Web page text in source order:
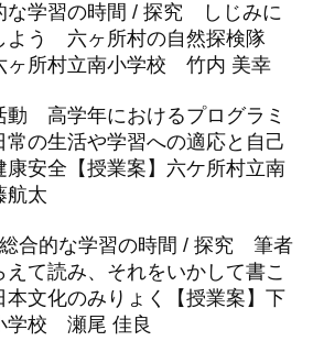
学習の時間 / 探究 しじみに
よう 六ヶ所村の自然探検隊
ヶ所村立南小学校 竹内 美幸
高学年におけるプログラミ
の生活や学習への適応と自己
康安全【授業案】六ケ所村立南
太
合的な学習の時間 / 探究 筆者
えて読み、それをいかして書こ
文化のみりょく【授業案】下
学校 瀬尾 佳良